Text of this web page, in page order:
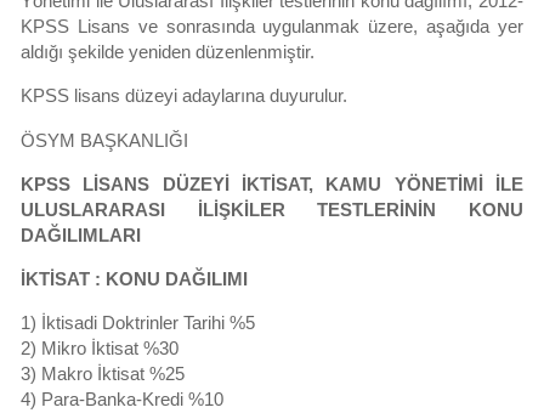
KPSS Lisans ve sonrasında uygulanmak üzere, aşağıda yer
aldığı şekilde yeniden düzenlenmiştir.
KPSS lisans düzeyi adaylarına duyurulur.
ÖSYM BAŞKANLIĞI
KPSS LİSANS DÜZEYİ İKTİSAT, KAMU YÖNETİMİ İLE
ULUSLARARASI İLİŞKİLER TESTLERİNİN KONU
DAĞILIMLARI
İKTİSAT : KONU DAĞILIMI
1) İktisadi Doktrinler Tarihi %5
2) Mikro İktisat %30
3) Makro İktisat %25
4) Para-Banka-Kredi %10